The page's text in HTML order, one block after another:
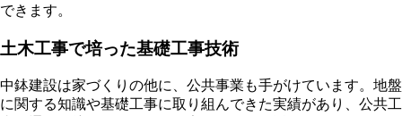
できます。
土木工事で培った基礎工事技術
中鉢建設は家づくりの他に、公共事業も手がけています。地盤
に関する知識や基礎工事に取り組んできた実績があり、公共工